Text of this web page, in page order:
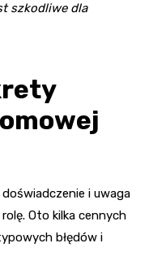
szkodliwe dla
i uwaga
Oto kilka cennych
błędów i